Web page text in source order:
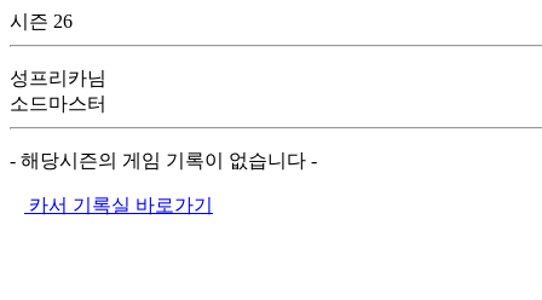
시즌 26
성프리카님
소드마스터
- 해당시즌의 게임 기록이 없습니다 -
카서 기록실 바로가기